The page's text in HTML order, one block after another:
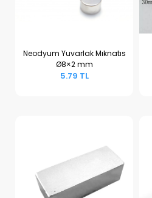
Sepete Ekle
Neodyum Yuvarlak Mıknatıs
Ø8×2 mm
5.79 TL